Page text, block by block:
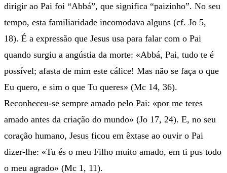
dirigir ao Pai foi “Abbá”, que significa “paizinho”. No seu
tempo, esta familiaridade incomodava alguns (cf. Jo 5,
18). É a expressão que Jesus usa para falar com o Pai
quando surgiu a angústia da morte: «Abbá, Pai, tudo te é
possível; afasta de mim este cálice! Mas não se faça o que
Eu quero, e sim o que Tu queres» (Mc 14, 36).
Reconheceu-se sempre amado pelo Pai: «por me teres
amado antes da criação do mundo» (Jo 17, 24). E, no seu
coração humano, Jesus ficou em êxtase ao ouvir o Pai
dizer-lhe: «Tu és o meu Filho muito amado, em ti pus todo
o meu agrado» (Mc 1, 11).